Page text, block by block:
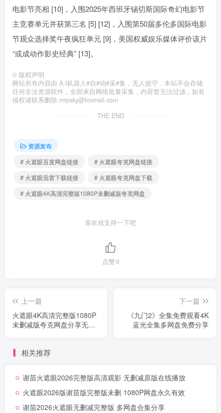
电影节亮相 [10]，入围2025年西班牙锡切斯国际奇幻电影节
主竞赛单元并获第三名 [5] [12]，入围第50届多伦多国际电影
节观众选择奖午夜疯狂单元 [9]，美国权威娱乐媒体评价该片
“或成动作影史经典” [13]。
© 版权声明
网站所有内容由 A I机器人#自#动#采#集，无人值守，本站不会存储
任何非法资源软件，全部来自网络批量采集，内容暂无法过滤，如有
侵权请联系删除 mrpsky@foxmail.com
THE END
资源发布
# 火遮眼百度网盘链接
# 火遮眼夸克网盘链接
# 火遮眼迅雷下载链接
# 火遮眼夸克网盘下载
# 火遮眼4K高清完整版1080P未删减版夸克网盘
喜欢就支持一下吧
点赞0
上一篇
火遮眼4K高清完整版1080P
未删减版夸克网盘分享无删
下一篇
《九门2》全集免费观看4K
蓝光全集多网盘免费分享
相关推荐
谢苗火遮眼2026完整版高清观影 无删减原版在线播放
火遮眼2026版谢苗版完整版未删 1080P网盘永久有效
谢苗2026火遮眼无删减完整版 多网盘合集分享